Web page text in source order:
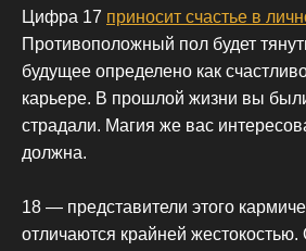
Цифра 17 приносит счастье в
Противоположный пол будет
будущее определено как
карьере. В прошлой жизни вы
страдали. Магия же вас
должна.
18 — представители этого
отличаются крайней